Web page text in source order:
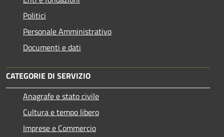
Politici
Personale Amministrativo
Documenti e dati
CATEGORIE DI SERVIZIO
Anagrafe e stato civile
Cultura e tempo libero
Imprese e Commercio